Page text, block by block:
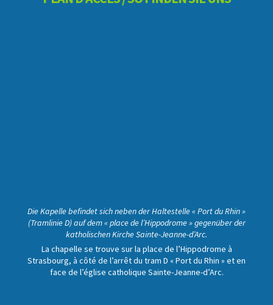
Die Kapelle befindet sich neben der Haltestelle « Port du Rhin »
(Tramlinie D) auf dem « place de l’Hippodrome » gegenüber der
katholischen Kirche Sainte-Jeanne-d’Arc.
La chapelle se trouve sur la place de l’Hippodrome à
Strasbourg, à côté de l’arrêt du tram D « Port du Rhin » et en
face de l’église catholique Sainte-Jeanne-d’Arc.